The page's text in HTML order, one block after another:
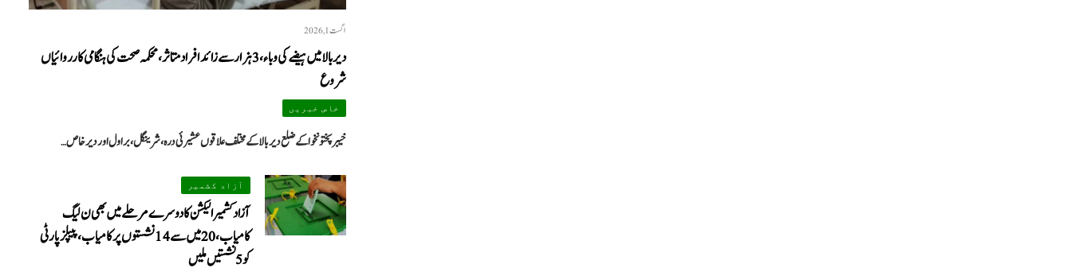
اگست 1, 2026
دیر بالا میں ہیضے کی وباء، 3 ہزار سے زائد افراد متاثر، محکمہ صحت کی ہنگامی کارروائیاں
شروع
خاص خبریں
خیبرپختونخوا کے ضلع دیر بالا کے مختلف علاقوں عشیرئی درہ، شرینگل، براول اور دیر خاص…
آزاد کشمیر
آزاد کشمیر الیکشن کا دوسرے مرحلے میں بھی ن لیگ
کامیاب، 20 میں سے 14 نشستوں پر کامیاب، پیپلزپارٹی
کو 5 نشستیں ملیں